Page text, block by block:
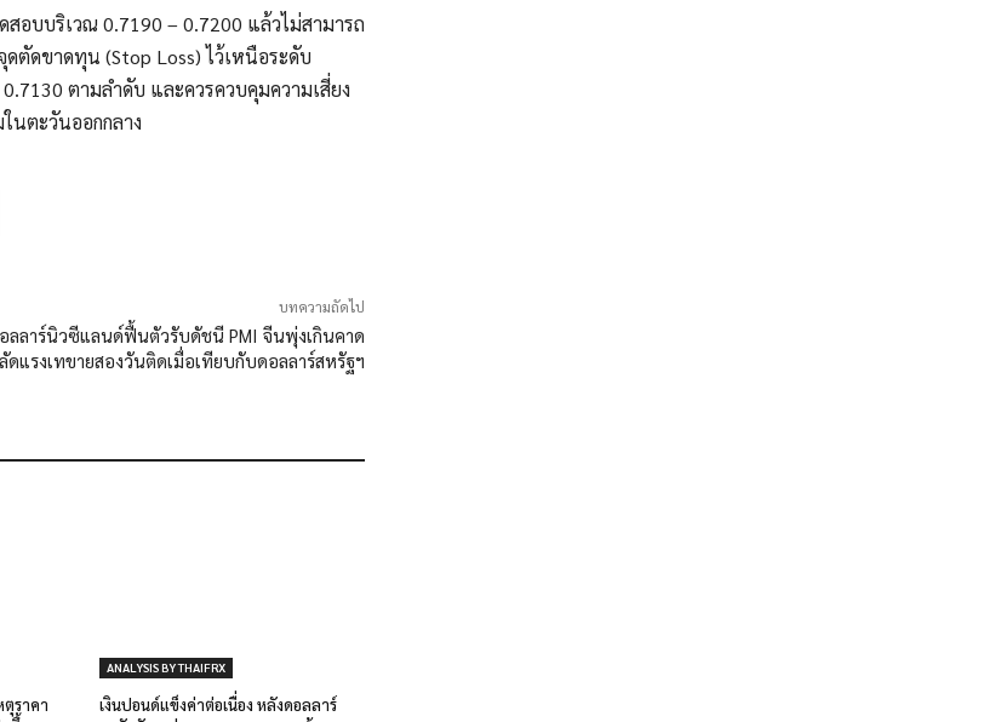
อบบริเวณ 0.7190 – 0.7200 แล้วไม่สามารถ
ดตัดขาดทุน (Stop Loss) ไว้เหนือระดับ
ตามลำดับ และควรควบคุมความเสี่ยง
นตะวันออกกลาง
บทความถัดไป
ลลาร์นิวซีแลนด์ฟื้นตัวรับดัชนี PMI จีนพุ่งเกินคาด
ดแรงเทขายสองวันติดเมื่อเทียบกับดอลลาร์สหรัฐฯ
ตุราคา
ANALYSIS BY THAIFRX
เงินปอนด์แข็งค่าต่อเนื่อง หลังดอลลาร์